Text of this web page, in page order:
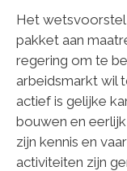
Het wetsvoorstel
pakket aan
regering om te
arbeidsmarkt wil
actief is gelijke
bouwen en
zijn kennis en
activiteiten zijn